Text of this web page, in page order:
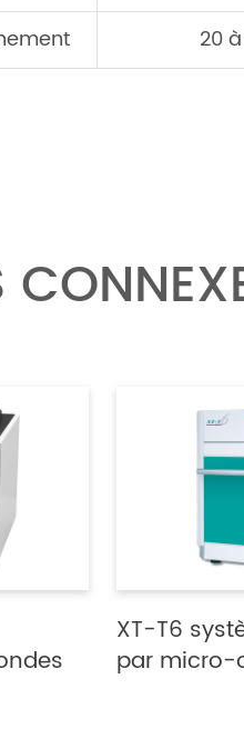
20
XT-T6
par micro-